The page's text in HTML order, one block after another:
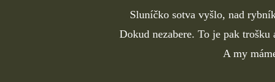
Sluníčko sotva vyšlo, nad
Dokud nezabere. To je pak
A my